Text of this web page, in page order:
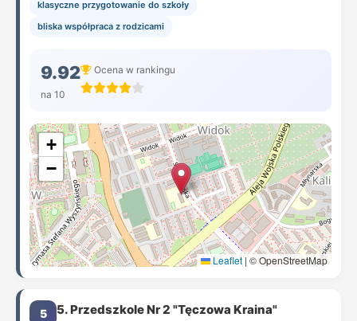
klasyczne przygotowanie do szkoły
bliska współpraca z rodzicami
9.92
na 10
Ocena w rankingu
+
−
Leaflet | © OpenStreetMap
5 5. Przedszkole Nr 2 "Tęczowa Kraina"